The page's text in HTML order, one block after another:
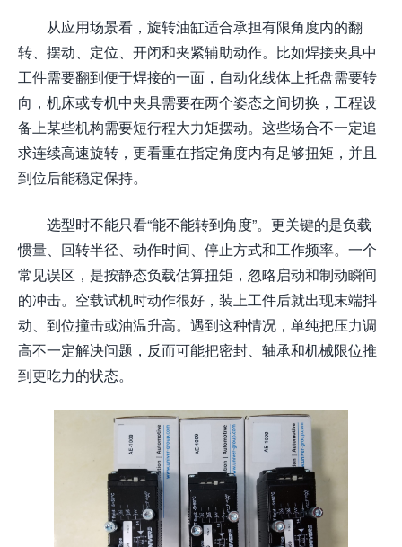
从应用场景看，旋转油缸适合承担有限角度内的翻
转、摆动、定位、开闭和夹紧辅助动作。比如焊接夹具中
工件需要翻到便于焊接的一面，自动化线体上托盘需要转
向，机床或专机中夹具需要在两个姿态之间切换，工程设
备上某些机构需要短行程大力矩摆动。这些场合不一定追
求连续高速旋转，更看重在指定角度内有足够扭矩，并且
到位后能稳定保持。
选型时不能只看“能不能转到角度”。更关键的是负载
惯量、回转半径、动作时间、停止方式和工作频率。一个
常见误区，是按静态负载估算扭矩，忽略启动和制动瞬间
的冲击。空载试机时动作很好，装上工件后就出现末端抖
动、到位撞击或油温升高。遇到这种情况，单纯把压力调
高不一定解决问题，反而可能把密封、轴承和机械限位推
到更吃力的状态。